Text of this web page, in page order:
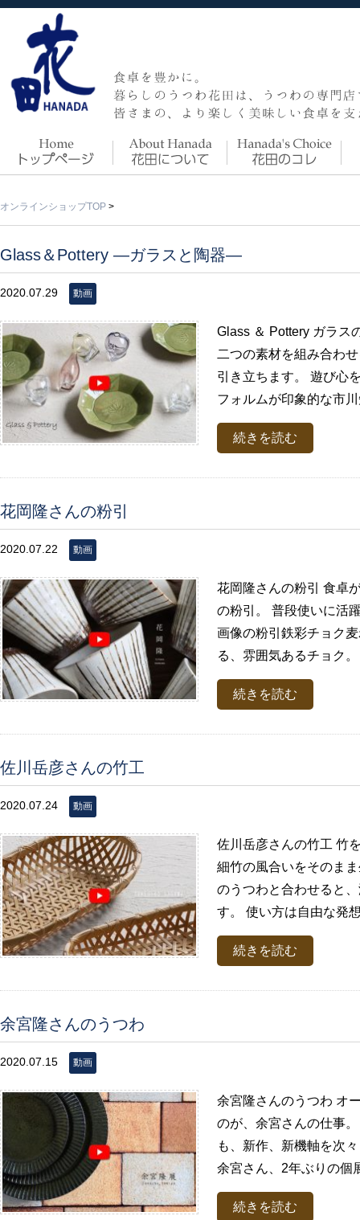
オンラインショップTOP >
Glass＆Pottery ―ガラスと陶器―
2020.07.29 動画
Glass ＆ Pottery ガラス
二つの素材を組み合わ
引き立ちます。 遊び心
フォルムが印象的な市
続きを読む
花岡隆さんの粉引
2020.07.22 動画
花岡隆さんの粉引 食卓
の粉引。 普段使いに活
画像の粉引鉄彩チョク
る、雰囲気あるチョク
続きを読む
佐川岳彦さんの竹工
2020.07.24 動画
佐川岳彦さんの竹工 竹
細竹の風合いをそのま
のうつわと合わせると
す。 使い方は自由な発
続きを読む
余宮隆さんのうつわ
2020.07.15 動画
余宮隆さんのうつわ オ
のが、余宮さんの仕事
も、新作、新機軸を次
余宮さん、2年ぶりの
続きを読む